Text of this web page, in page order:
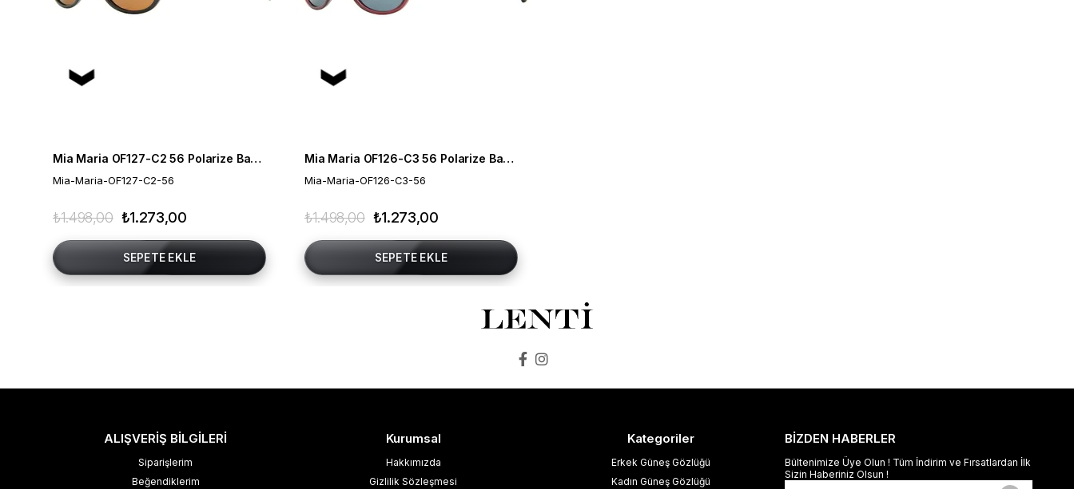
Mia Maria OF127-C2 56 Polarize Bayan Güneş Gözlüğü
Mia-Maria-OF127-C2-56
₺1.273,00
₺1.498,00
SEPETE EKLE
Mia Maria OF126-C3 56 Polarize Bayan Güneş Gözlüğü
Mia-Maria-OF126-C3-56
₺1.273,00
₺1.498,00
SEPETE EKLE
ALIŞVERİŞ BİLGİLERİ
Siparişlerim
Beğendiklerim
Kurumsal
Hakkımızda
Gizlilik Sözleşmesi
Kategoriler
Erkek Güneş Gözlüğü
Kadın Güneş Gözlüğü
BİZDEN HABERLER
Bültenimize Üye Olun ! Tüm İndirim ve Fırsatlardan İlk
Sizin Haberiniz Olsun !